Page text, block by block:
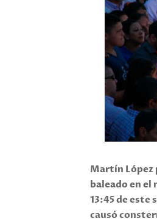
Martín López
baleado en el
13:45 de este
causó